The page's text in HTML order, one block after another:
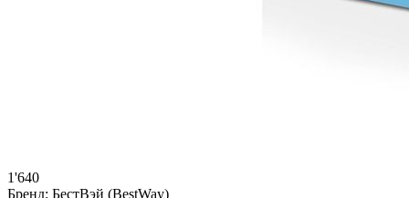
1'640
Бренд: БестВэй (BestWay)